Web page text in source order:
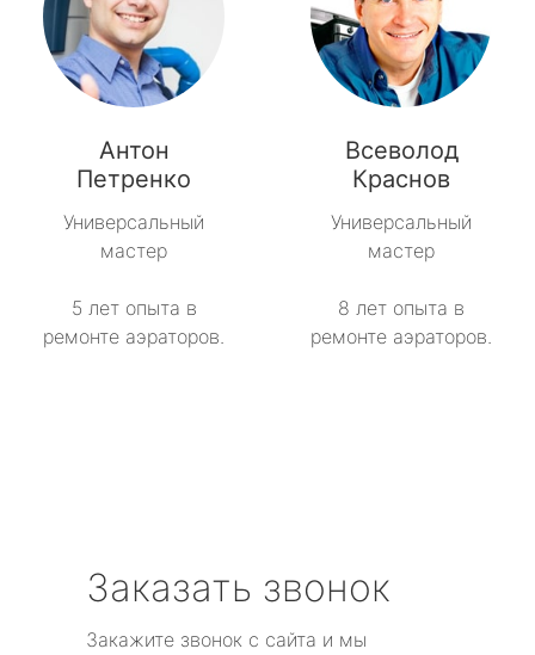
Антон
Петренко
Универсальный
мастер
5 лет опыта в
ремонте аэраторов.
Всеволод
Краснов
Универсальный
мастер
8 лет опыта в
ремонте аэраторов.
Заказать звонок
Закажите звонок с сайта и мы